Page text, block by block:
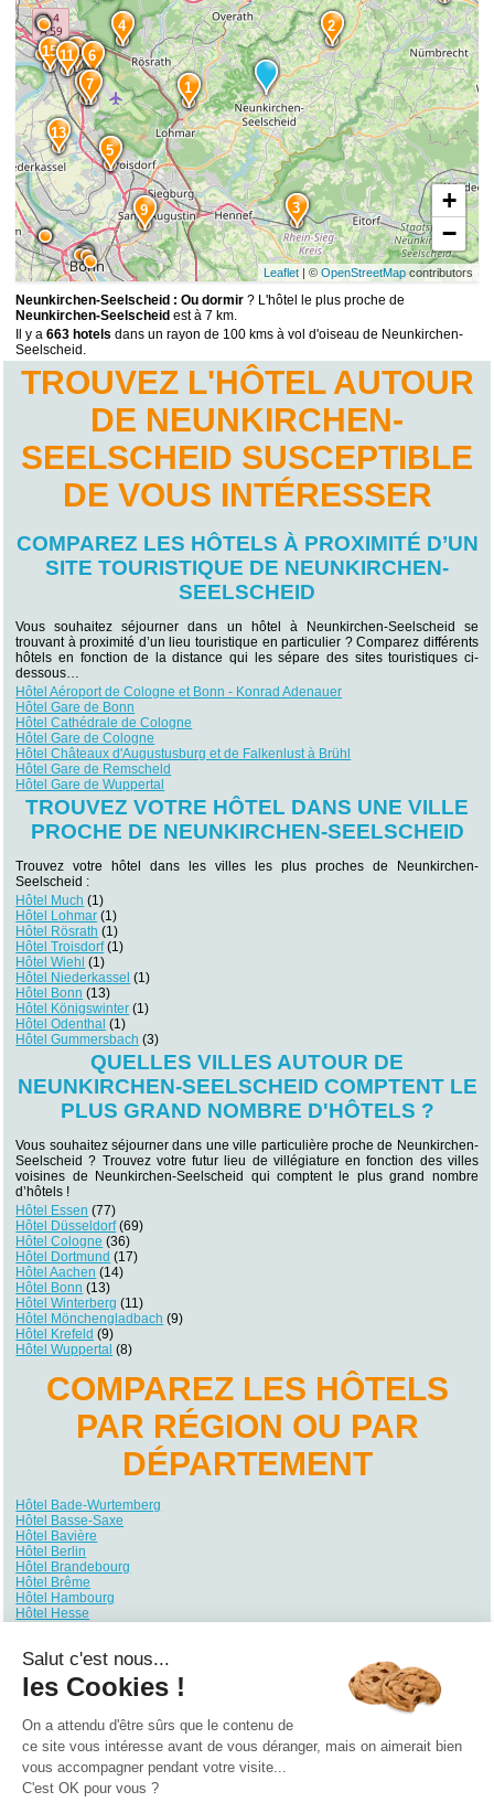
15
13
1110
9
87
6
5
4
3
2
1
+
−
Leaflet| © OpenStreetMapcontributors
Neunkirchen-Seelscheid : Ou dormir ? L'hôtel le plus proche de
Neunkirchen-Seelscheid est à 7 km.
Il y a663 hotels dans un rayon de 100 kms à vol d'oiseau de Neunkirchen-
Seelscheid.
TROUVEZ L'HÔTEL AUTOUR
DE NEUNKIRCHEN-
SEELSCHEID SUSCEPTIBLE
DE VOUS INTÉRESSER
COMPAREZ LES HÔTELS À PROXIMITÉ D’UN
SITE TOURISTIQUE DE NEUNKIRCHEN-
SEELSCHEID
Vous souhaitez séjourner dans un hôtel à Neunkirchen-Seelscheid se
trouvant à proximité d’un lieu touristique en particulier ? Comparez différents
hôtels en fonction de la distance qui les sépare des sites touristiques ci-
dessous…
Hôtel Aéroport de Cologne et Bonn - Konrad Adenauer
Hôtel Gare de Bonn
Hôtel Cathédrale de Cologne
Hôtel Gare de Cologne
Hôtel Châteaux d'Augustusburg et de Falkenlust à Brühl
Hôtel Gare de Remscheld
Hôtel Gare de Wuppertal
TROUVEZ VOTRE HÔTEL DANS UNE VILLE
PROCHE DE NEUNKIRCHEN-SEELSCHEID
Trouvez votre hôtel dans les villes les plus proches de Neunkirchen-
Seelscheid :
Hôtel Much (1)
Hôtel Lohmar (1)
Hôtel Rösrath (1)
Hôtel Troisdorf(1)
Hôtel Wiehl (1)
Hôtel Niederkassel (1)
Hôtel Bonn (13)
Hôtel Königswinter (1)
Hôtel Odenthal (1)
Hôtel Gummersbach (3)
QUELLES VILLES AUTOUR DE
NEUNKIRCHEN-SEELSCHEID COMPTENT LE
PLUS GRAND NOMBRE D'HÔTELS ?
Vous souhaitez séjourner dans une ville particulière proche de Neunkirchen-
Seelscheid ? Trouvez votre futur lieu de villégiature en fonction des villes
voisines de Neunkirchen-Seelscheid qui comptent le plus grand nombre
d’hôtels !
Hôtel Essen (77)
Hôtel Düsseldorf(69)
Hôtel Cologne (36)
Hôtel Dortmund (17)
Hôtel Aachen (14)
Hôtel Bonn (13)
Hôtel Winterberg (11)
Hôtel Mönchengladbach (9)
Hôtel Krefeld (9)
Hôtel Wuppertal (8)
COMPAREZ LES HÔTELS
PAR RÉGION OU PAR
DÉPARTEMENT
Hôtel Bade-Wurtemberg
Hôtel Basse-Saxe
Hôtel Bavière
Hôtel Berlin
Hôtel Brandebourg
Hôtel Brême
Hôtel Hambourg
Hôtel Hesse
Hôtel Rhénanie-Palatinat
Hôtel Sarre
Hôtel Saxe
Hôtel Schleswig-Holstein
Qui sommes nous ? |Contactez-nous
Salut c'est nous...
les Cookies !
On a attendu d'être sûrs que le contenu de
ce site vous intéresse avant de vous déranger, mais on aimerait bien
vous accompagner pendant votre visite...
C'est OK pour vous ?